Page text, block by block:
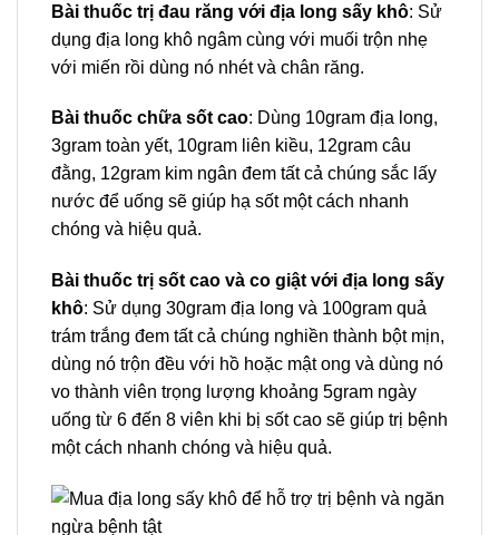
Bài thuốc trị đau răng với địa long sấy khô: Sử
dụng địa long khô ngâm cùng với muối trộn nhẹ
với miến rồi dùng nó nhét và chân răng.
Bài thuốc chữa sốt cao: Dùng 10gram địa long,
3gram toàn yết, 10gram liên kiều, 12gram câu
đằng, 12gram kim ngân đem tất cả chúng sắc lấy
nước để uống sẽ giúp hạ sốt một cách nhanh
chóng và hiệu quả.
Bài thuốc trị sốt cao và co giật với địa long sấy
khô: Sử dụng 30gram địa long và 100gram quả
trám trắng đem tất cả chúng nghiền thành bột mịn,
dùng nó trộn đều với hồ hoặc mật ong và dùng nó
vo thành viên trọng lượng khoảng 5gram ngày
uống từ 6 đến 8 viên khi bị sốt cao sẽ giúp trị bệnh
một cách nhanh chóng và hiệu quả.